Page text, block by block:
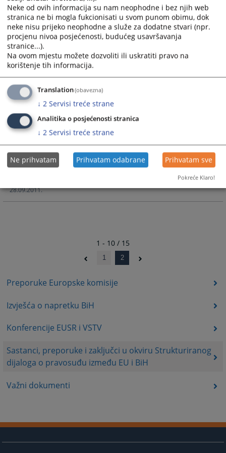
Preporuke Europske komisije
Izvješća o napretku BiH
Konferencije EUSR i VSTV
Sastanci, preporuke i zaključci u okviru Strukturiranog
dijaloga o pravosuđu između EU i BiH
Važni dokumenti
15.04.2013.
Hercegovine”
15.11.2011.
Preporuke Europskog povjerenstva sa sastanka održanog
10. i 11. studenog
10.11.2011.
strukturiranog dijaloga
09.11.2011.
Strukturirani dijalog nije politički proces i poboljšaće
pravosudni sistem u BiH
28.09.2011.
Održan prvi sastanak Komisije pravosuđa u BiH za pitanja
1 - 10 / 15
1 2
Neke od ovih informacija su nam neophodne i bez njih web
stranica ne bi mogla fukcionisati u svom punom obimu, dok
neke nisu prijeko neophodne a služe za dodatne stvari (npr.
procjenu nivoa posjećenosti, budućeg usavršavanja
stranice...).
Na ovom mjestu možete dozvoliti ili uskratiti pravo na
korištenje tih informacija.
Translation(obavezna)
↓ 2 Servisi treće strane
Analitika o posjećenosti stranica
↓ 2 Servisi treće strane
Ne prihvatam Prihvatam odabrane Prihvatam sve
Pokreće Klaro!